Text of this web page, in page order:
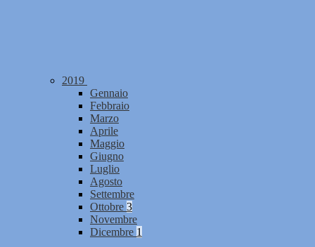
2019
Gennaio
Febbraio
Marzo
Aprile
Maggio
Giugno
Luglio
Agosto
Settembre
Ottobre 3
Novembre
Dicembre 1